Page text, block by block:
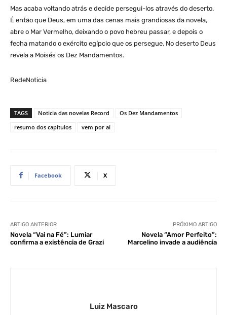
Mas acaba voltando atrás e decide persegui-los através do deserto.
É então que Deus, em uma das cenas mais grandiosas da novela,
abre o Mar Vermelho, deixando o povo hebreu passar, e depois o
fecha matando o exército egípcio que os persegue. No deserto Deus
revela a Moisés os Dez Mandamentos.
RedeNoticia
TAGS Noticia das novelas Record
Os Dez Mandamentos
resumo dos capítulos
vem por aí
Facebook X
ARTIGO ANTERIOR
Novela “Vai na Fé”: Lumiar
confirma a existência de Grazi
PRÓXIMO ARTIGO
Novela “Amor Perfeito”:
Marcelino invade a audiência
Luiz Mascaro